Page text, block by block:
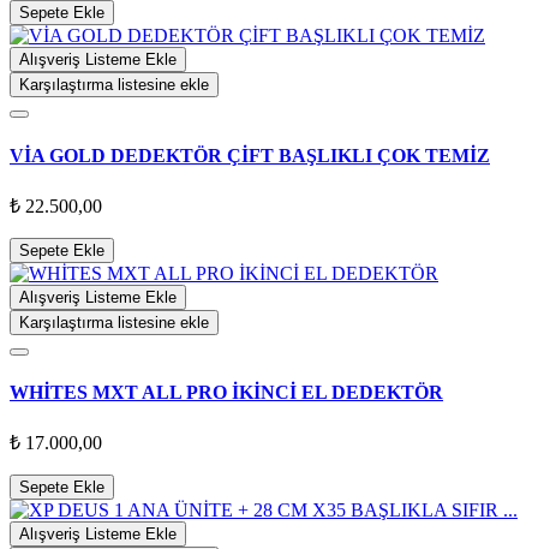
Sepete Ekle
Alışveriş Listeme Ekle
Karşılaştırma listesine ekle
VİA GOLD DEDEKTÖR ÇİFT BAŞLIKLI ÇOK TEMİZ
₺ 22.500,00
Sepete Ekle
Alışveriş Listeme Ekle
Karşılaştırma listesine ekle
WHİTES MXT ALL PRO İKİNCİ EL DEDEKTÖR
₺ 17.000,00
Sepete Ekle
Alışveriş Listeme Ekle